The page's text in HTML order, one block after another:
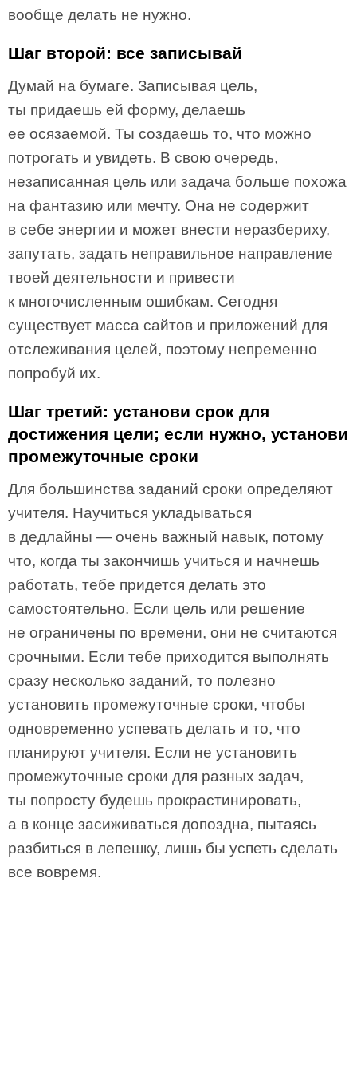
вообще делать не нужно.
Шаг второй: все записывай
Думай на бумаге. Записывая цель,
ты придаешь ей форму, делаешь
ее осязаемой. Ты создаешь то, что можно
потрогать и увидеть. В свою очередь,
незаписанная цель или задача больше похожа
на фантазию или мечту. Она не содержит
в себе энергии и может внести неразбериху,
запутать, задать неправильное направление
твоей деятельности и привести
к многочисленным ошибкам. Сегодня
существует масса сайтов и приложений для
отслеживания целей, поэтому непременно
попробуй их.
Шаг третий: установи срок для
достижения цели; если нужно, установи
промежуточные сроки
Для большинства заданий сроки определяют
учителя. Научиться укладываться
в дедлайны — очень важный навык, потому
что, когда ты закончишь учиться и начнешь
работать, тебе придется делать это
самостоятельно. Если цель или решение
не ограничены по времени, они не считаются
срочными. Если тебе приходится выполнять
сразу несколько заданий, то полезно
установить промежуточные сроки, чтобы
одновременно успевать делать и то, что
планируют учителя. Если не установить
промежуточные сроки для разных задач,
ты попросту будешь прокрастинировать,
а в конце засиживаться допоздна, пытаясь
разбиться в лепешку, лишь бы успеть сделать
все вовремя.